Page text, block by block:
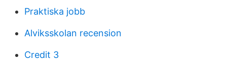
Praktiska jobb
Alviksskolan recension
Credit 3